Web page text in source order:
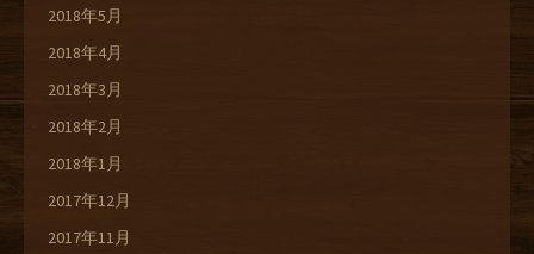
2018年5月
2018年4月
2018年3月
2018年2月
2018年1月
2017年12月
2017年11月